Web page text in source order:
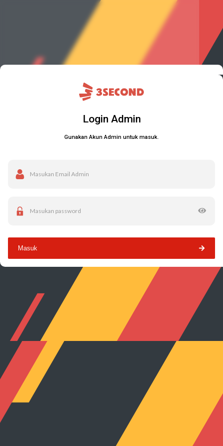
Login Admin
Gunakan Akun Admin untuk masuk.
Masukan Email Admin
Masukan password
Masuk